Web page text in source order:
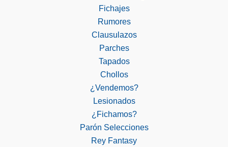
Fichajes
Rumores
Clausulazos
Parches
Tapados
Chollos
¿Vendemos?
Lesionados
¿Fichamos?
Parón Selecciones
Rey Fantasy